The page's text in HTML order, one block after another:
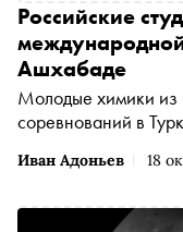
Иван Адоньев 18
Российские
Ашхабаде
Молодые химики из
соревнований в